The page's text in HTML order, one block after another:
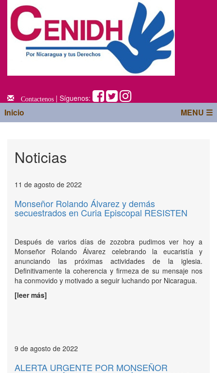
Contactenos | Síguenos:
Inicio MENU ☰
Noticias
11 de agosto de 2022
Monseñor Rolando Álvarez y demás
secuestrados en Curia Episcopal RESISTEN
Después de varios días de zozobra pudimos ver hoy a
Monseñor Rolando Álvarez celebrando la eucaristía y
anunciando las próximas actividades de la iglesia.
Definitivamente la coherencia y firmeza de su mensaje nos
ha conmovido y motivado a seguir luchando por Nicaragua.
[leer más]
9 de agosto de 2022
ALERTA URGENTE POR MONSEÑOR